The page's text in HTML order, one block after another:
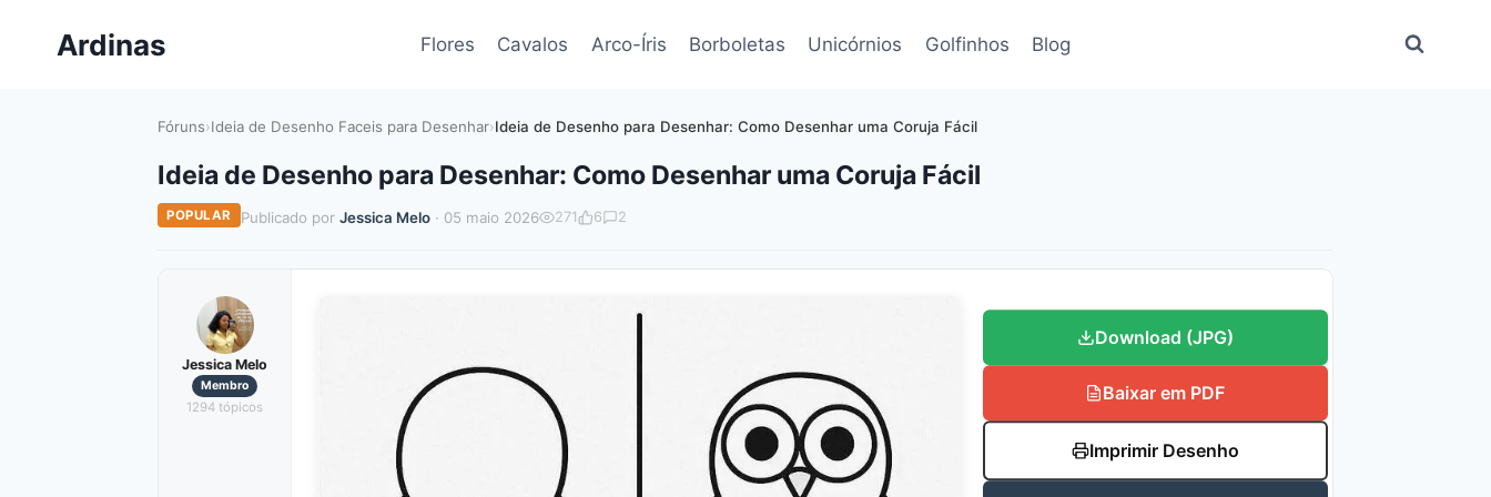
Ardinas Flores Cavalos Arco-Íris Borboletas Unicórnios Golfinhos Blog
Fóruns›Ideia de Desenho Faceis para Desenhar›Ideia de Desenho para Desenhar: Como Desenhar uma Coruja Fácil
Ideia de Desenho para Desenhar: Como Desenhar uma Coruja Fácil
POPULAR Publicado por Jessica Melo· 05 maio 2026 271 6 2
Jessica Melo
Membro
1294 tópicos
Download (JPG)
Baixar em PDF
Imprimir Desenho